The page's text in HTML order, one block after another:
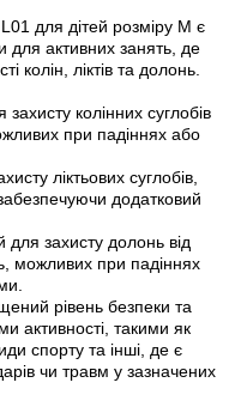
для дітей розміру M є
для активних занять, де
колін, ліктів та долонь.
колінних суглобів
при падіннях або
ліктьових суглобів,
додатковий
захисту долонь від
можливих при падіннях
рівень безпеки та
активності, такими як
спорту та інші, де є
чи травм у зазначених